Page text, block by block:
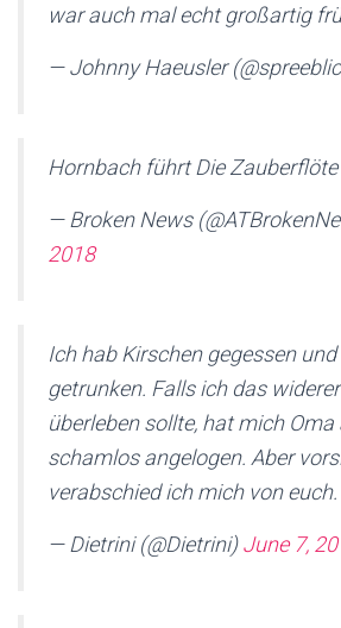
war auch mal echt großartig
— Johnny Haeusler
Hornbach führt Die Zauberflöte
— Broken News
2018
Ich hab Kirschen gegessen
getrunken. Falls ich das
überleben sollte, hat mich Oma
schamlos angelogen. Aber
verabschied ich mich von
— Dietrini (@Dietrini)June 7,